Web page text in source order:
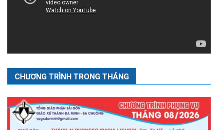
CHƯƠNG TRÌNH TRONG THÁNG